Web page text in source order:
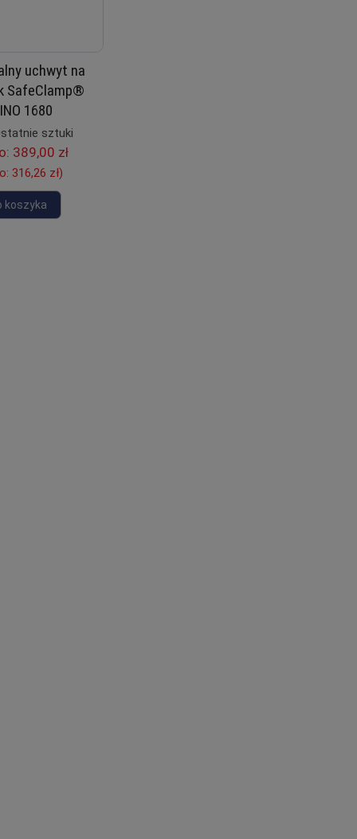
uchwyt na
SafeClamp®
1680
sztuki
389,00 zł
316,26 zł)
koszyka